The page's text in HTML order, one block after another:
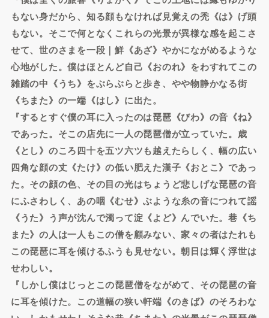
もない身だから、知る顔もなければ見覚えの禿《は》げ頭
もない。そこで何となくこれらの光景が異様な感を起こさ
せて、世のさまを一段｜鮮《あざ》やかにながめるような
心地がした。僕はほとんど自己《おのれ》をわすれてこの
雑踏の中《うち》をぶらぶらと歩き、やや物静かなる街
《ちまた》の一端《はし》に出た。
『するとすぐ僕の耳に入ったのは琵琶《びわ》の音《ね》
であった。そこの店先に一人の琵琶僧が立っていた。歳
《とし》のころ四十を五ツ六ツも越えたらしく、幅の広い
四角な顔の丈《たけ》の低い肥えた漢子《おとこ》であっ
た。その顔の色、その目の光はちょうど悲しげな琵琶の音
にふさわしく、あの咽《むせ》ぶような糸の音につれて謡
《うた》う声が沈んで濁って淀《よど》んでいた。巷《ち
また》の人は一人もこの僧を顧みない、家々の者はたれも
この琵琶に耳を傾けるふうも見せない。朝日は輝く浮世は
せわしい。
『しかし僕はじっとこの琵琶僧をながめて、その琵琶の音
に耳を傾けた。この道幅の狭い軒端《のきば》のそろわな